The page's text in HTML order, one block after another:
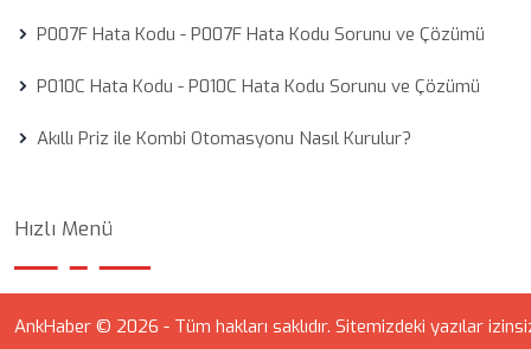
P007F Hata Kodu - P007F Hata Kodu Sorunu ve Çözümü
P010C Hata Kodu - P010C Hata Kodu Sorunu ve Çözümü
Akıllı Priz ile Kombi Otomasyonu Nasıl Kurulur?
Hızlı Menü
AnkHaber © 2026 - Tüm hakları saklıdır. Sitemizdeki yazılar